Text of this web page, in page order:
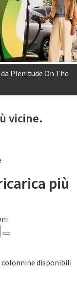
Plenitude On The
vicine.
più
disponibili